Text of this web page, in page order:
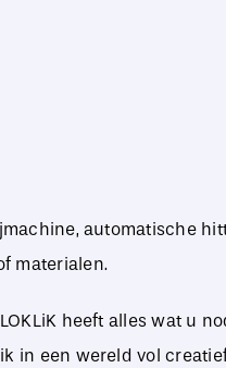
automatische
materialen.
heeft alles wat u
in een wereld vol